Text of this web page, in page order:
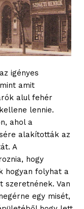
igényes
amit
alul fehér
lennie.
ahol a
alakították az
A
hogy
hogyan folyhat a
szeretnének. Van
egy misét,